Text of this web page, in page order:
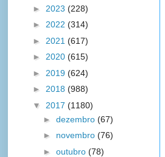
► 2023 (228)
► 2022 (314)
► 2021 (617)
► 2020 (615)
► 2019 (624)
► 2018 (988)
▼ 2017 (1180)
► dezembro (67)
► novembro (76)
► outubro (78)